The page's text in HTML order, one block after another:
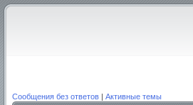
Сообщения без ответов | Активные темы